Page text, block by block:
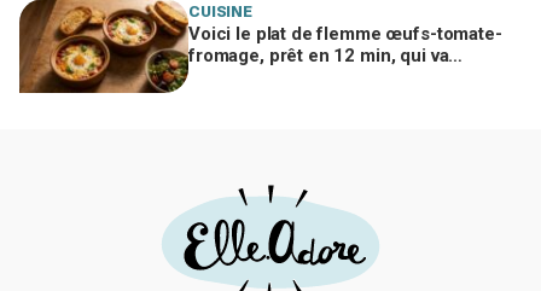
CUISINE
Voici le plat de flemme œufs-tomate-
fromage, prêt en 12 min, qui va